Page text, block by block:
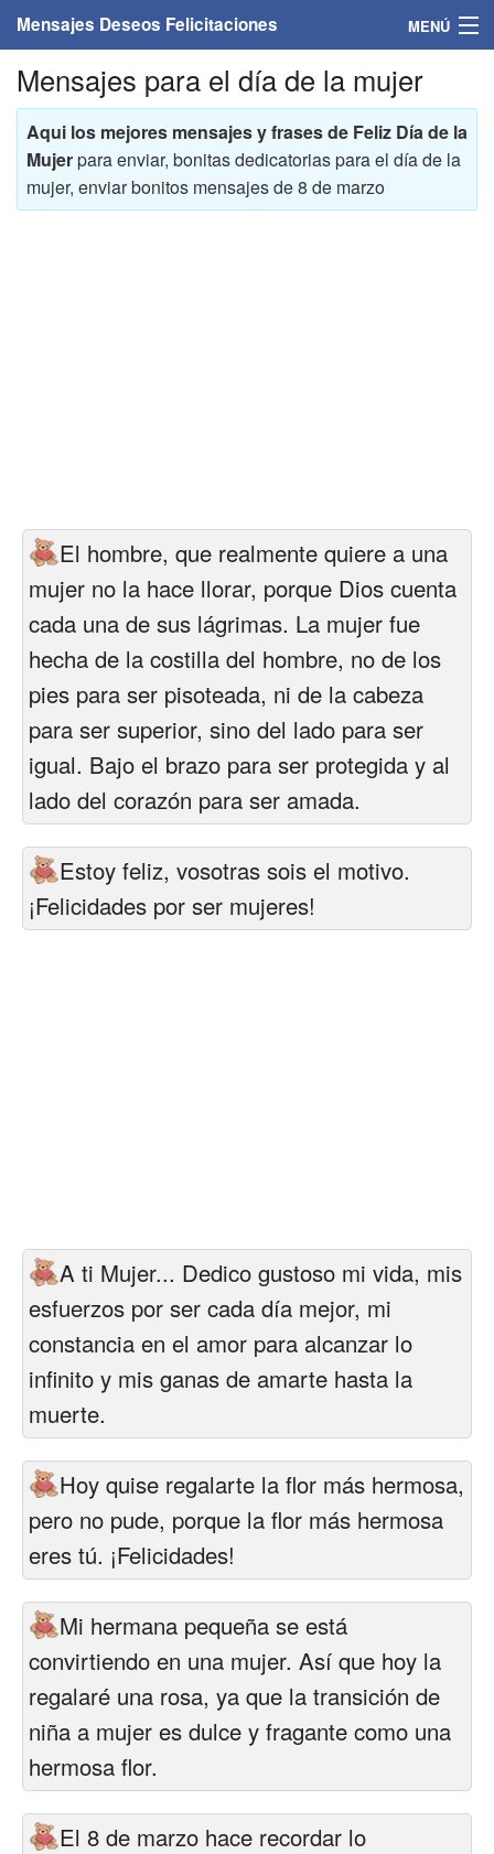
Mensajes Deseos Felicitaciones MENÚ
Home
Mensajes
Felicitaciones
Felicitaciones musicales
Entrar
Mensajes para el día de la mujer
Aqui los mejores mensajes y frases de Feliz Día de la
Mujerpara enviar, bonitas dedicatorias para el día de la
mujer, enviar bonitos mensajes de 8 de marzo
El hombre, que realmente quiere a una
mujer no la hace llorar, porque Dios cuenta
cada una de sus lágrimas. La mujer fue
hecha de la costilla del hombre, no de los
pies para ser pisoteada, ni de la cabeza
para ser superior, sino del lado para ser
igual. Bajo el brazo para ser protegida y al
lado del corazón para ser amada.
Estoy feliz, vosotras sois el motivo.
¡Felicidades por ser mujeres!
A ti Mujer... Dedico gustoso mi vida, mis
esfuerzos por ser cada día mejor, mi
constancia en el amor para alcanzar lo
infinito y mis ganas de amarte hasta la
muerte.
Hoy quise regalarte la flor más hermosa,
pero no pude, porque la flor más hermosa
eres tú. ¡Felicidades!
Mi hermana pequeña se está
convirtiendo en una mujer. Así que hoy la
regalaré una rosa, ya que la transición de
niña a mujer es dulce y fragante como una
hermosa flor.
El 8 de marzo hace recordar lo